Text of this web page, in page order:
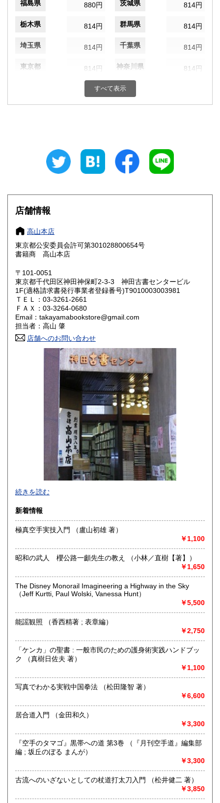
福島県 880円 茨城県 814円
栃木県 814円 群馬県 814円
埼玉県 814円 千葉県 814円
東京都 814円 神奈川県 814円
880円 富山県
静岡県
880円 三重県
滋賀県 946円 京都府 946円
大阪府
奈良県
鳥取県
岡山県 1,078円 広島県 1,078円
山口県 1,078円
香川県 1,078円 愛媛県
高知県 1,078円
1,276円 長崎県
1,276円 大分県
1,276円 鹿児島県
1,914円
すべて表示
店舗情報
高山本店
東京都公安委員会許可第301028800654号
書籍商 高山本店
〒101-0051
東京都千代田区神田神保町2-3-3 神田古書センタービル
1F(適格請求書発行事業者登録番号)T9010003003981
ＴＥＬ：03-3261-2661
ＦＡＸ：03-3264-0680
Email：takayamabookstore@gmail.com
担当者：高山 肇
店舗へのお問い合わせ
当店は武道、能楽、料理、美術を専門に扱っております。神
保町の駅から徒歩一分。
都内近郊であれば無料で出張いたしますので、まずはご相談
ください。
定であれば、出張査定のほかにも、店頭・メールでの査定も
無料で行っております。
沿線名：都営新宿・三田線 営団半蔵門線
最寄駅：神保町駅徒歩1分
営業時間：11:00-18:00
書籍の買取について
いたします
(レコードは買い取りしておりません)
歴史、美術工芸、古典籍、近代文献、古書一般（その他）
続きを読む
新着情報
極真空手実技入門 （盧山初雄 著）
￥1,100
昭和の武人 櫻公路一顱先生の教え （小林／直樹【著】）
￥1,650
The Disney Monorail Imagineering a Highway in the Sky
（Jeff Kurtti, Paul Wolski, Vanessa Hunt）
￥5,500
能謡観照 （香西精著 ; 表章編）
￥2,750
「ケンカ」の聖書 : 一般市民のための護身術実践ハンドブッ
ク （真樹日佐夫 著）
￥1,100
写真でわかる実戦中国拳法 （松田隆智 著）
￥6,600
居合道入門 （金田和久）
￥3,300
『空手のタマゴ』黒帯への道 第3巻 （『月刊空手道』編集部
編 ; 坂丘のぼる まんが）
￥3,300
古流へのいざないとしての杖道打太刀入門 （松井健二 著）
￥3,850